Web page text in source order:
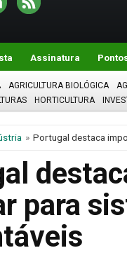
Assinatura
AGRICULTURA BIOLÓGICA
HORTICULTURA
Portugal destaca
para